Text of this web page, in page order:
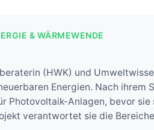
& WÄRMEWENDE
(HWK) und
Energien. Nach
Photovoltaik-Anlagen, bevor
verantwortet sie die